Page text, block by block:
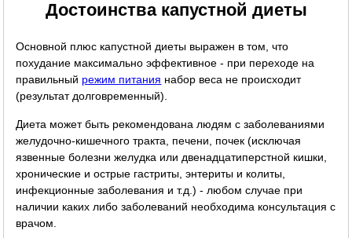
Достоинства капустной диеты
Основной плюс капустной диеты выражен в том, что
похудание максимально эффективное - при переходе на
правильный режим питания набор веса не происходит
(результат долговременный).
Диета может быть рекомендована людям с заболеваниями
желудочно-кишечного тракта, печени, почек (исключая
язвенные болезни желудка или двенадцатиперстной кишки,
хронические и острые гастриты, энтериты и колиты,
инфекционные заболевания и т.д.) - любом случае при
наличии каких либо заболеваний необходима консультация с
врачом.